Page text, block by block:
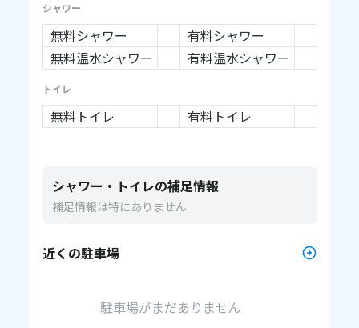
シャワー
無料シャワー
有料シャワー
無料温水シャワー
有料温水シャワー
トイレ
無料トイレ 有料トイレ
シャワー・トイレの補足情報
補足情報は特にありません
近くの駐車場
駐車場がまだありません